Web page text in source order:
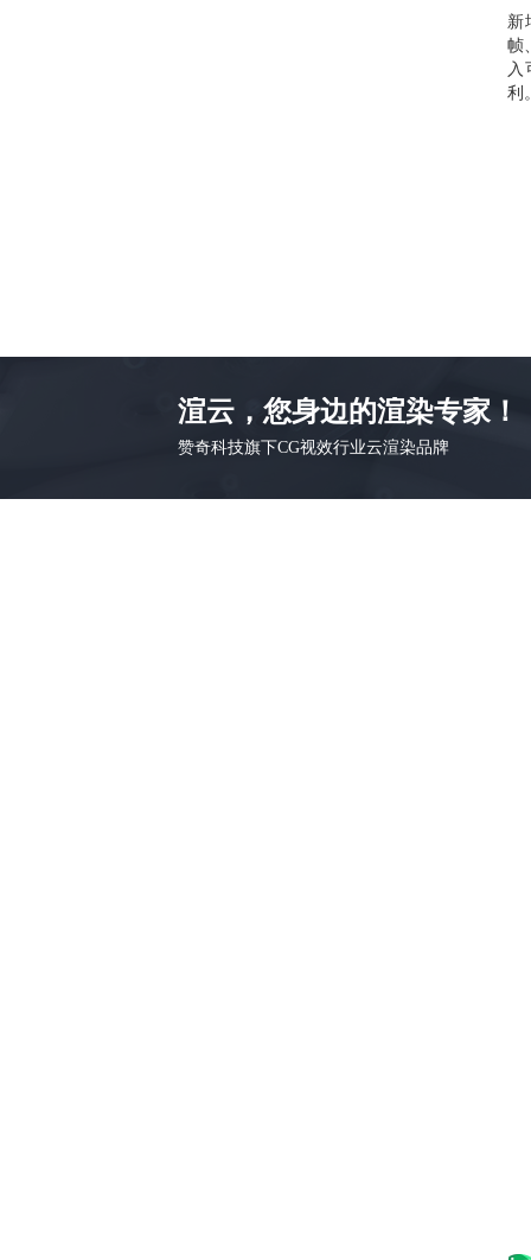
新
帧
利
渲云，您身边的渲染专家！
赞奇科技旗下CG视效行业云渲染品牌